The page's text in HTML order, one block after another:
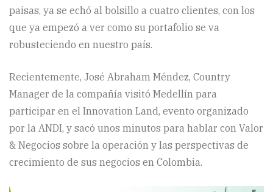
paisas, ya se echó al bolsillo a cuatro clientes, con los
que ya empezó a ver como su portafolio se va
robusteciendo en nuestro país.
Recientemente, José Abraham Méndez, Country
Manager de la compañía visitó Medellín para
participar en el Innovation Land, evento organizado
por la ANDI, y sacó unos minutos para hablar con Valor
& Negocios sobre la operación y las perspectivas de
crecimiento de sus negocios en Colombia.